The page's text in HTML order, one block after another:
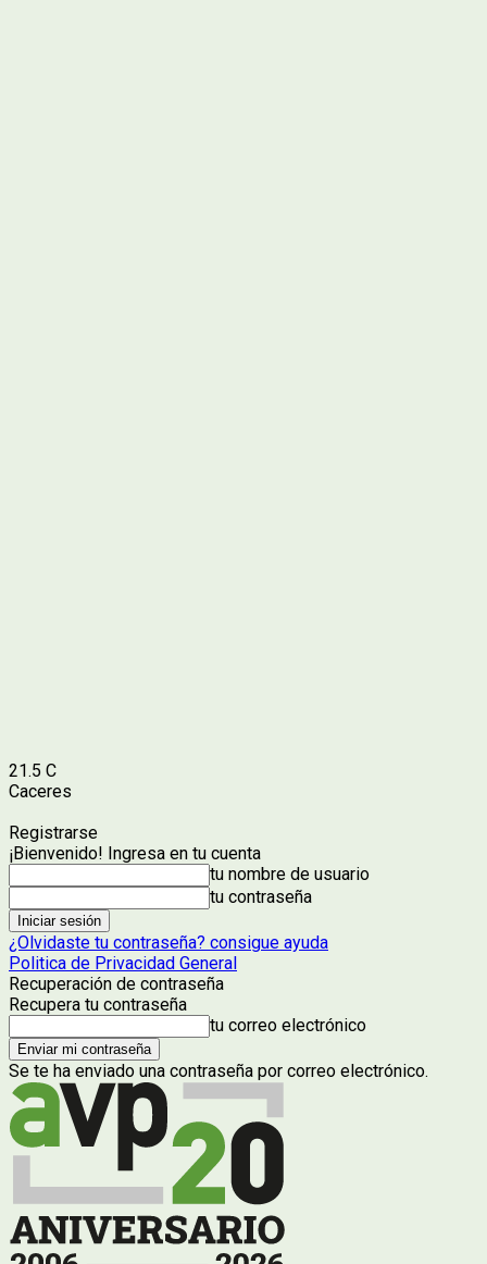
21.5 C
Caceres
Registrarse
¡Bienvenido! Ingresa en tu cuenta
tu nombre de usuario
tu contraseña
¿Olvidaste tu contraseña? consigue ayuda
Politica de Privacidad General
Recuperación de contraseña
Recupera tu contraseña
tu correo electrónico
Se te ha enviado una contraseña por correo electrónico.